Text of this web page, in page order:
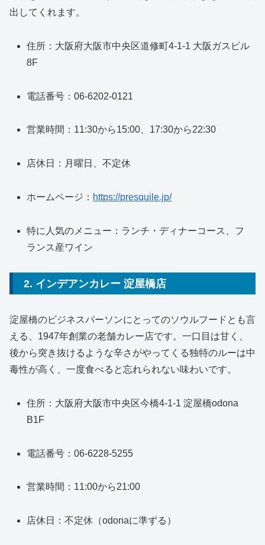
出してくれます。
住所：大阪府大阪市中央区道修町4-1-1 大阪ガスビル
8F
電話番号：06-6202-0121
営業時間：11:30から15:00、17:30から22:30
店休日：月曜日、不定休
ホームページ： https://presquile.jp/
特に人気のメニュー：ランチ・ディナーコース、フ
ランス産ワイン
2. インデアンカレー 淀屋橋店
淀屋橋のビジネスパーソンにとってのソウルフードとも言
える、1947年創業の老舗カレー店です。一口目は甘く、
後から突き抜けるような辛さがやってくる独特のルーは中
毒性が高く、一度食べると忘れられない味わいです。
住所：大阪府大阪市中央区今橋4-1-1 淀屋橋odona
B1F
電話番号：06-6228-5255
営業時間：11:00から21:00
店休日：不定休（odonaに準ずる）